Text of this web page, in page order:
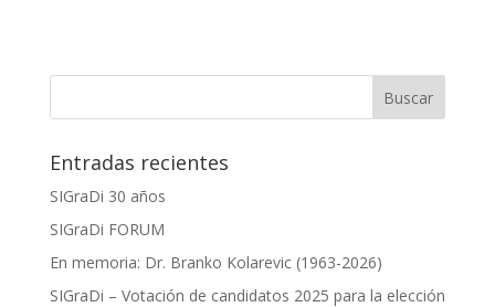
Entradas recientes
SIGraDi 30 años
SIGraDi FORUM
En memoria: Dr. Branko Kolarevic (1963-2026)
SIGraDi – Votación de candidatos 2025 para la elección